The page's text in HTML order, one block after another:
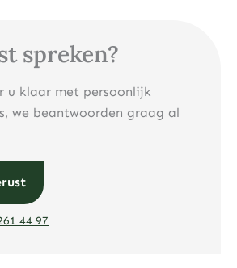
spreken?
u klaar met persoonlijk
we beantwoorden graag al
44 97